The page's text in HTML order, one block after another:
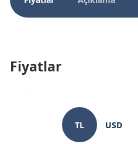
Fiyatlar
TL USD